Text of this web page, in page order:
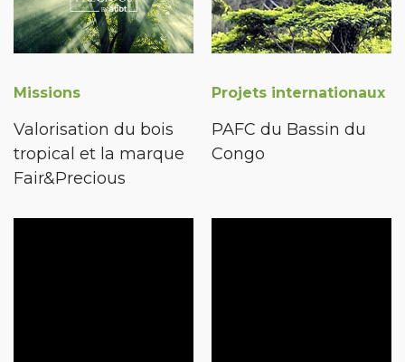
Missions
Valorisation du bois
tropical et la marque
Fair&Precious
Projets internationaux
PAFC du Bassin du
Congo